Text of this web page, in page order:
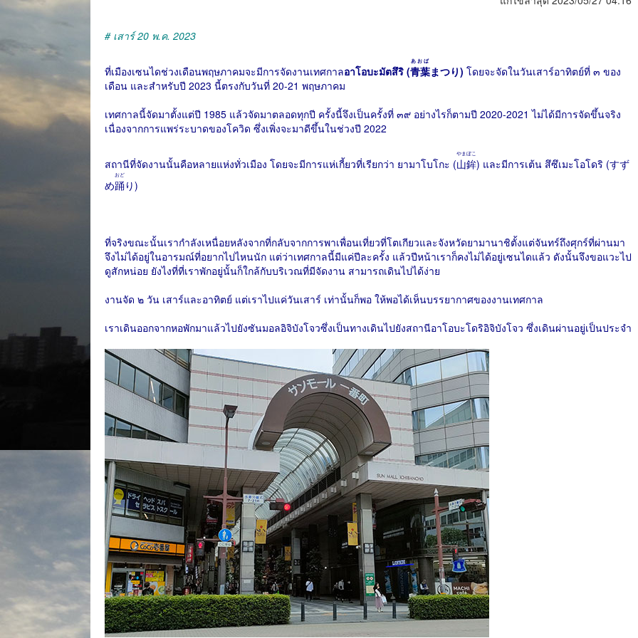
# เสาร์ 20 พ.ค. 2023
ที่เมืองเซนไดช่วงเดือนพฤษภาคมจะมีการจัดงานเทศกาลอาโอบะมัตสึริ (青葉
あおば
まつり) โดยจะจัดในวันเสาร์อาทิตย์ที่ ๓ ของ
เดือน และสำหรับปี 2023 นี้ตรงกับวันที่ 20-21 พฤษภาคม
เทศกาลนี้จัดมาตั้งแต่ปี 1985 แล้วจัดมาตลอดทุกปี ครั้งนี้จึงเป็นครั้งที่ ๓๙ อย่างไรก็ตามปี 2020-2021 ไม่ได้มีการจัดขึ้นจริง
เนื่องจากการแพร่ระบาดของโควิด ซึ่งเพิ่งจะมาดีขึ้นในช่วงปี 2022
สถานีที่จัดงานนั้นคือหลายแห่งทั่วเมือง โดยจะมีการแห่เกี้ยวที่เรียกว่า ยามาโบโกะ (山鉾
やまぼこ
) และมีการเต้น สึซึเมะโอโดริ (すず
め踊
おど
り)
ที่จริงขณะนั้นเรากำลังเหนื่อยหลังจากที่กลับจากการพาเพื่อนเที่ยวที่โตเกียวและจังหวัดยามานาชิตั้งแต่จันทร์ถึงศุกร์ที่ผ่านมา
จึงไม่ได้อยู่ในอารมณ์ที่อยากไปไหนนัก แต่ว่าเทศกาลนี้มีแค่ปีละครั้ง แล้วปีหน้าเราก็คงไม่ได้อยู่เซนไดแล้ว ดังนั้นจึงขอแวะไป
ดูสักหน่อย ยังไงที่ที่เราพักอยู่นั้นก็ใกล้กับบริเวณที่มีจัดงาน สามารถเดินไปได้ง่าย
งานจัด ๒ วัน เสาร์และอาทิตย์ แต่เราไปแค่วันเสาร์ เท่านั้นก็พอ ให้พอได้เห็นบรรยากาศของงานเทศกาล
เราเดินออกจากหอพักมาแล้วไปยังซันมอลอิจิบังโจวซึ่งเป็นทางเดินไปยังสถานีอาโอบะโดริอิจิบังโจว ซึ่งเดินผ่านอยู่เป็นประจำ